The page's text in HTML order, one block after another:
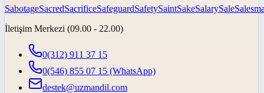
SabotageSacredSacrificeSafeguardSafetySaintSakeSalarySale
İletişim Merkezi (09.00 - 22.00)
0(312) 911 37 15
0(546) 855 07 15 (WhatsApp)
destek@uzmandil.com